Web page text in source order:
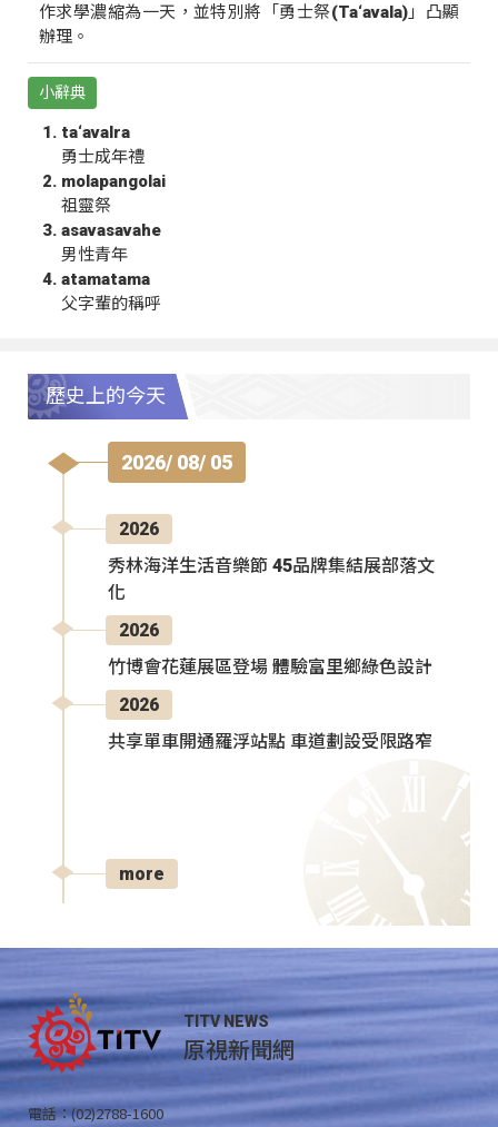
作求學濃縮為一天，並特別將「勇士祭(Ta‘avala)」凸顯
辦理。
小辭典
ta‘avalra
勇士成年禮
molapangolai
祖靈祭
asavasavahe
男性青年
atamatama
父字輩的稱呼
歷史上的今天
2026/ 08/ 05
2026
秀林海洋生活音樂節 45品牌集結展部落文
化
2026
竹博會花蓮展區登場 體驗富里鄉綠色設計
2026
共享單車開通羅浮站點 車道劃設受限路窄
more
TITV NEWS
原視新聞網
電話：(02)2788-1600